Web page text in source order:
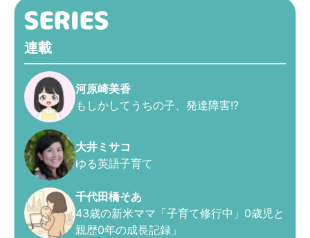
連載
河原崎美香
もしかしてうちの子、発達障害!?
大井ミサコ
ゆる英語子育て
千代田橋そあ
43歳の新米ママ「子育て修行中」0歳児と
親歴0年の成長記録」